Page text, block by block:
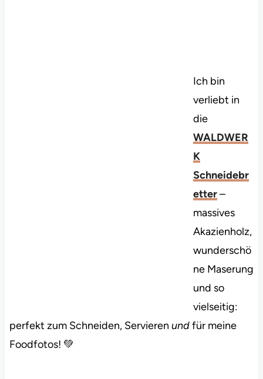
Ich bin
verliebt in
die
WALDWER
K
Schneidebr
etter–
massives
Akazienholz,
wunderschö
ne Maserung
und so
vielseitig:
perfekt zum Schneiden, Servieren undfür meine
Foodfotos! 💚